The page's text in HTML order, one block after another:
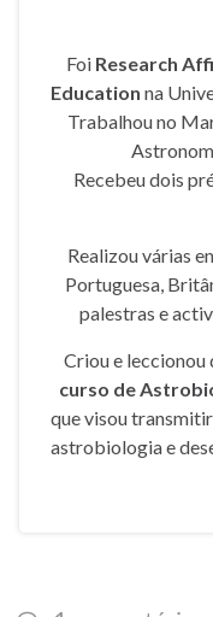
Foi Research
Education na
Trabalhou no
Recebeu dois
Realizou várias
Portuguesa,
palestras e
Criou e leccionou
curso de
que visou
astrobiologia e